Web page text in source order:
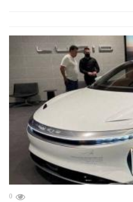
0